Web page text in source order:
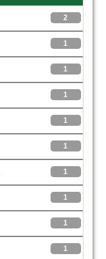
2
1
1
1
1
1
1
1
1
1